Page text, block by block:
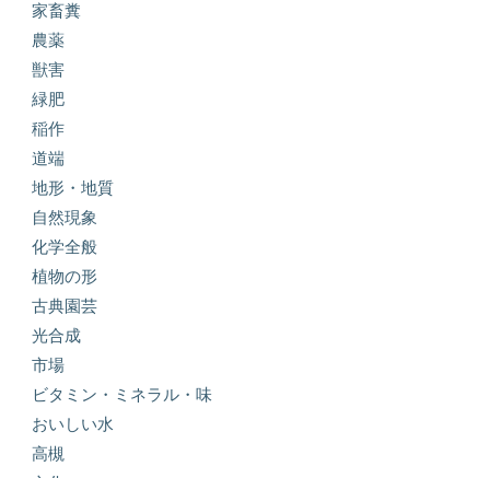
家畜糞
農薬
獣害
緑肥
稲作
道端
地形・地質
自然現象
化学全般
植物の形
古典園芸
光合成
市場
ビタミン・ミネラル・味
おいしい水
高槻